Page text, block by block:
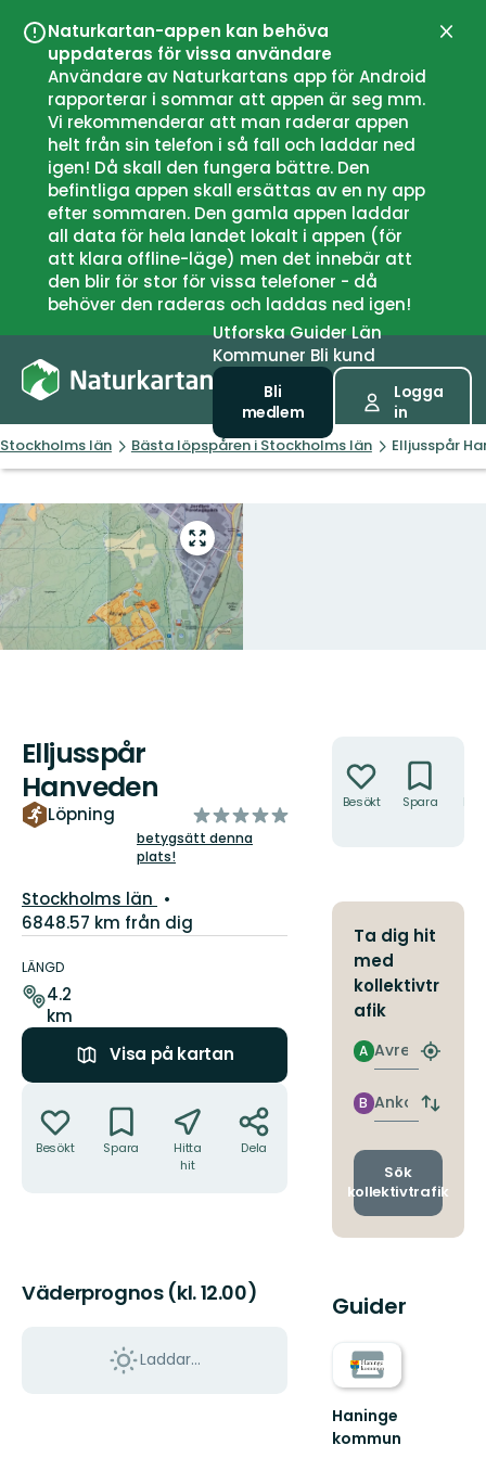
Naturkartan-appen kan behöva
uppdateras för vissa användare
Användare av Naturkartans app för Android
rapporterar i sommar att appen är seg mm.
Vi rekommenderar att man raderar appen
helt från sin telefon i så fall och laddar ned
igen! Då skall den fungera bättre. Den
befintliga appen skall ersättas av en ny app
efter sommaren. Den gamla appen laddar
all data för hela landet lokalt i appen (för
att klara offline-läge) men det innebär att
den blir för stor för vissa telefoner - då
behöver den raderas och laddas ned igen!
UtforskaGuiderLän
Kommuner Bli kund
Bli
medlem
Logga
in
Stockholms län Bästa löpspåren i Stockholms län Elljusspår
Gå
till
helskärmsläge
Elljusspår
Hanveden
Löpning
av
5
betygsätt denna
plats!
Län:
Stockholms län
6848.57 km från dig
Information
om
leden
LÄNGD
4.2
km
Visa på kartan
Besökt Spara
Hitta
hit
Dela
Väderprognos (kl. 12.00)
Laddar...
Besökt Spara
Ta dig hit
med
kollektivtr
afik
Avresa
A
Hitta
Ankomst
B
Byt
och
Sök
kollektivtrafik
Guider
Haninge
kommun